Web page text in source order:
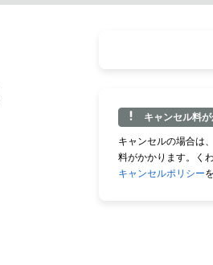
キャンセル料
キャンセルの場合は
料がかかります。く
キャンセルポリシー